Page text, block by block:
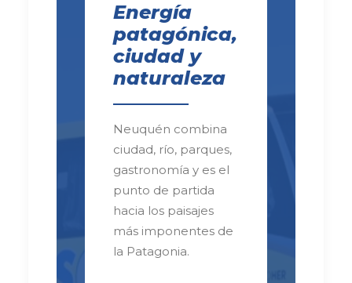
Energía
patagónica,
ciudad y
naturaleza
Neuquén combina
ciudad, río, parques,
gastronomía y es el
punto de partida
hacia los paisajes
más imponentes de
la Patagonia.